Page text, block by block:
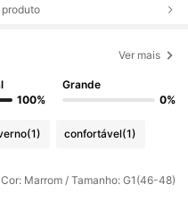
Ver mais
100%
Grande
0%
(1) confortável(1)
Cor: Marrom / Tamanho: G1(46-48)